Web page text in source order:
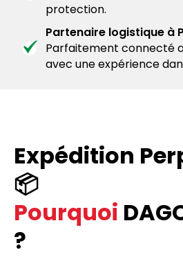
protection.
Partenaire logistique à
Parfaitement connecté
avec une expérience
Expédition
📦
Pourquoi
?